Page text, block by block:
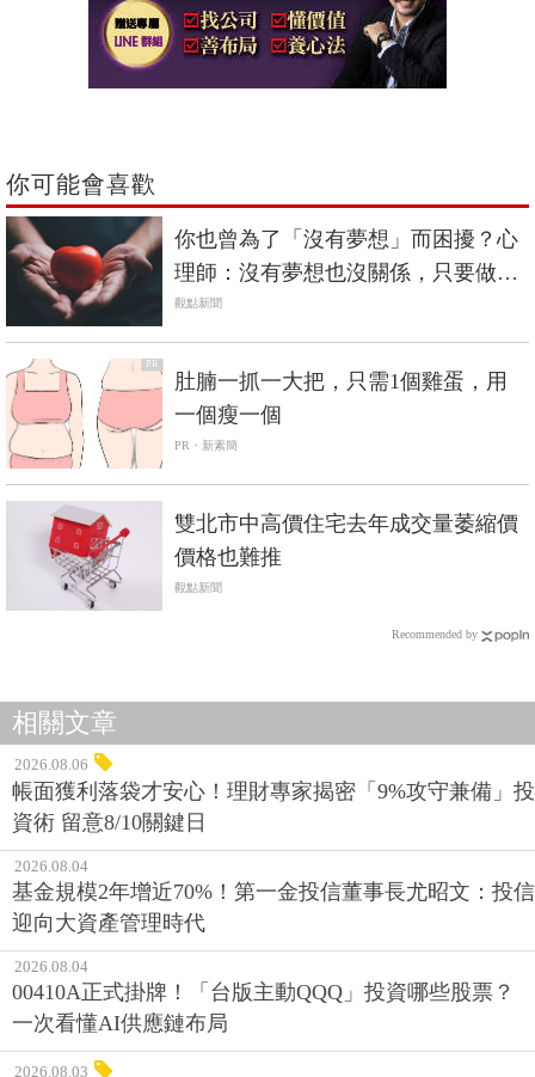
你可能會喜歡
你也曾為了「沒有夢想」而困擾？心
理師：沒有夢想也沒關係，只要做好
「這件事」就行
觀點新聞
PR
肚腩一抓一大把，只需1個雞蛋，用
一個瘦一個
PR・新素簡
雙北市中高價住宅去年成交量萎縮價
價格也難推
觀點新聞
Recommended by
相關文章
2026.08.06
帳面獲利落袋才安心！理財專家揭密「9%攻守兼備」投
資術 留意8/10關鍵日
2026.08.04
基金規模2年增近70%！第一金投信董事長尤昭文：投信
迎向大資產管理時代
2026.08.04
00410A正式掛牌！「台版主動QQQ」投資哪些股票？
一次看懂AI供應鏈布局
2026.08.03